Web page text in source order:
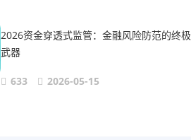
2026资金穿透式监管：金融风险防范的终极
武器
633 2026-05-15